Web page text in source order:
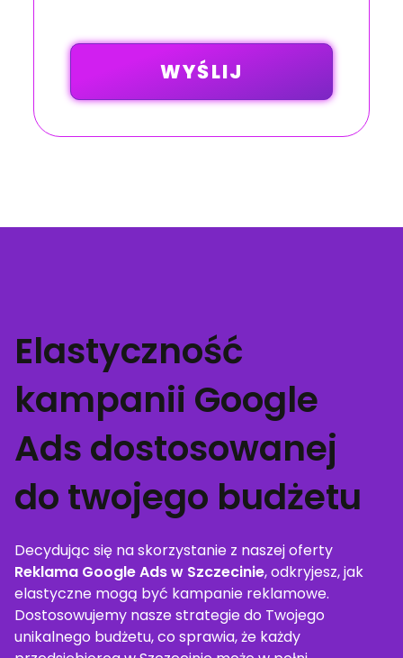
Elastyczność
kampanii Google
Ads dostosowanej
do twojego budżetu
Decydując się na skorzystanie z naszej oferty
Reklama Google Ads w Szczecinie, odkryjesz, jak
elastyczne mogą być kampanie reklamowe.
Dostosowujemy nasze strategie do Twojego
unikalnego budżetu, co sprawia, że każdy